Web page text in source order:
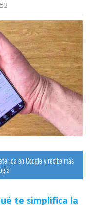
en Google y recibe más
te simplifica la